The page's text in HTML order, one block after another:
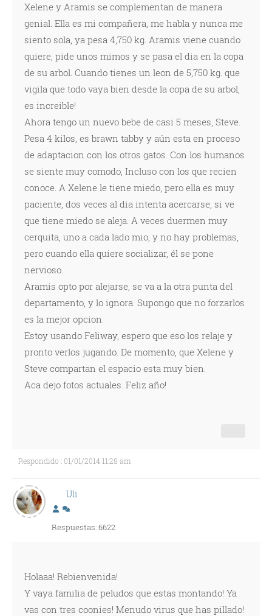
Xelene y Aramis se complementan de manera
genial. Ella es mi compañera, me habla y nunca me
siento sola, ya pesa 4,750 kg. Aramis viene cuando
quiere, pide unos mimos y se pasa el dia en la copa
de su arbol. Cuando tienes un leon de 5,750 kg. que
vigila que todo vaya bien desde la copa de su arbol,
es increible!
Ahora tengo un nuevo bebe de casi 5 meses, Steve.
Pesa 4 kilos, es brawn tabby y aún esta en proceso
de adaptacion con los otros gatos. Con los humanos
se siente muy comodo, Incluso con los que recien
conoce. A Xelene le tiene miedo, pero ella es muy
paciente, dos veces al dia intenta acercarse, si ve
que tiene miedo se aleja. A veces duermen muy
cerquita, uno a cada lado mio, y no hay problemas,
pero cuando ella quiere socializar, él se pone
nervioso.
Aramis opto por alejarse, se va a la otra punta del
departamento, y lo ignora. Supongo que no forzarlos
es la mejor opcion.
Estoy usando Feliway, espero que eso los relaje y
pronto verlos jugando. De momento, que Xelene y
Steve compartan el espacio esta muy bien.
Aca dejo fotos actuales. Feliz año!
Respondido : 01/01/2014 11:28 am
Uli
Respuestas: 6622
Holaaa! Rebienvenida!
Y vaya familia de peludos que estas montando! Ya
vas con tres coonies! Menudo virus que has pillado!